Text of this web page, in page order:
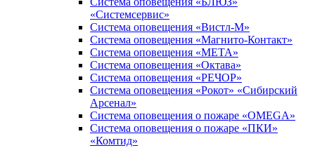
«Системсервис»
Система оповещения «Вистл-М»
Система оповещения «Магнито-Контакт»
Система оповещения «МЕТА»
Система оповещения «Октава»
Система оповещения «РЕЧОР»
Система оповещения «Рокот» «Сибирский
Арсенал»
Система оповещения о пожаре «OMEGA»
Система оповещения о пожаре «ПКИ»
«Комтид»